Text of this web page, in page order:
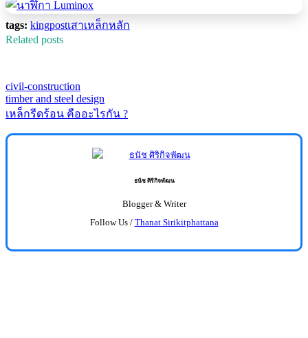
tags: kingpostเสาเหล็กหลัก
Related posts
civil-construction
timber and steel design
เหล็กรีดร้อน คืออะไรกัน ?
ธนัช ศิริกิจพัฒน
Blogger & Writer
Follow Us / Thanat Sirikitphattana